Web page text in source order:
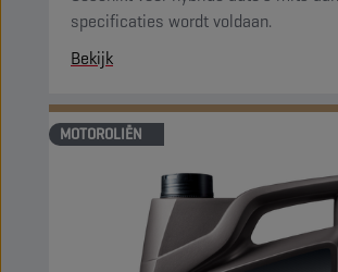
specificaties wordt voldaan.
Bekijk
MOTOROLIËN